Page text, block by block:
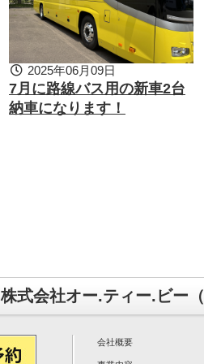
2025年06月09日
7月に路線バス用の新車2台
納車になります！
株式会社オー.ティー.ビー（
会社概要